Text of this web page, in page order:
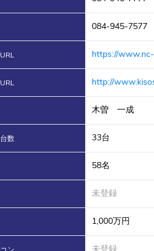
084-945-7577
https://
http://
木曽 一成
数 33台
58名
未登録
1,000万円